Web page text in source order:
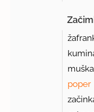
poper